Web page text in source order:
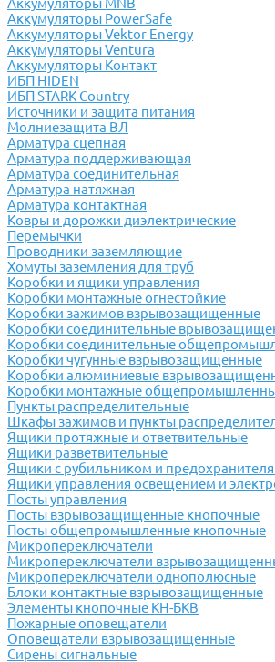
Аккумуляторы PowerSafe
Аккумуляторы Vektor Energy
Аккумуляторы Ventura
Аккумуляторы Контакт
ИБП HIDEN
ИБП STARK Country
Источники и защита питания
Молниезащита ВЛ
Арматура сцепная
Арматура поддерживающая
Арматура соединительная
Арматура натяжная
Арматура контактная
Ковры и дорожки диэлектрические
Перемычки
Проводники заземляющие
Хомуты заземления для труб
Коробки и ящики управления
Коробки монтажные огнестойкие
Коробки зажимов взрывозащищенные
Коробки соединительные
Коробки соединительные
Коробки чугунные взрывозащищенные
Коробки алюминиевые
Коробки монтажные
Пункты распределительные
Шкафы зажимов и пункты
Ящики протяжные и ответвительные
Ящики разветвительные
Ящики с рубильником и
Ящики управления освещением и
Посты управления
Посты взрывозащищенные кнопочные
Посты общепромышленные кнопочные
Микропереключатели
Микропереключатели
Микропереключатели однополюсные
Блоки контактные взрывозащищенные
Элементы кнопочные КН-БКВ
Пожарные оповещатели
Оповещатели взрывозащищенные
Сирены сигнальные